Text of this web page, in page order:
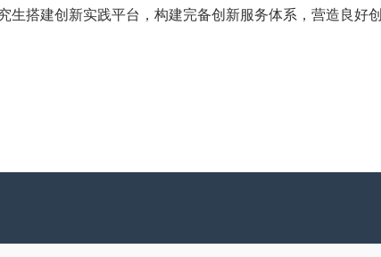
生搭建创新实践平台，构建完备创新服务体系，营造良好